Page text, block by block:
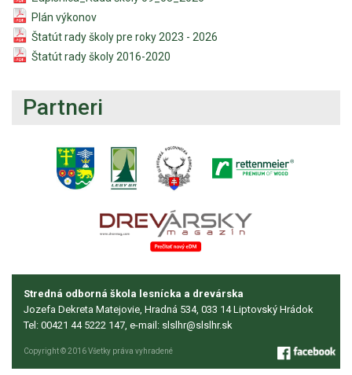
Plán výkonov
Štatút rady školy pre roky 2023 - 2026
Štatút rady školy 2016-2020
Partneri
Stredná odborná škola lesnícka a drevárska
Jozefa Dekreta Matejovie, Hradná 534, 033 14 Liptovský Hrádok
Tel: 00421 44 5222 147, e-mail: slslhr@slslhr.sk
Copyright © 2016 Všetky práva vyhradené